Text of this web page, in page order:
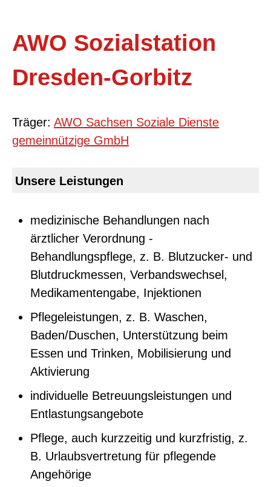
AWO Sozialstation
Dresden-Gorbitz
Träger: AWO Sachsen Soziale Dienste
gemeinnützige GmbH
Unsere Leistungen
medizinische Behandlungen nach
ärztlicher Verordnung -
Behandlungspflege, z. B. Blutzucker- und
Blutdruckmessen, Verbandswechsel,
Medikamentengabe, Injektionen
Pflegeleistungen, z. B. Waschen,
Baden/Duschen, Unterstützung beim
Essen und Trinken, Mobilisierung und
Aktivierung
individuelle Betreuungsleistungen und
Entlastungsangebote
Pflege, auch kurzzeitig und kurzfristig, z.
B. Urlaubsvertretung für pflegende
Angehörige